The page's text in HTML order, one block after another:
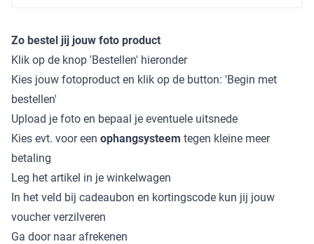
Zo bestel jij jouw foto product
Klik op de knop 'Bestellen' hieronder
Kies jouw fotoproduct en klik op de button: 'Begin met
bestellen'
Upload je foto en bepaal je eventuele uitsnede
Kies evt. voor een ophangsysteem tegen kleine meer
betaling
Leg het artikel in je winkelwagen
In het veld bij cadeaubon en kortingscode kun jij jouw
voucher verzilveren
Ga door naar afrekenen